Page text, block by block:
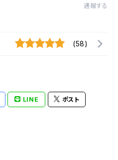
通報する
(58)
LINE ポスト